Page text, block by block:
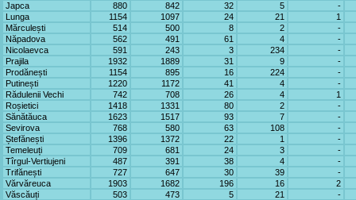
Japca
880 842 32 5
-
Lunga
1154 1097 24 21
1
Mărculești
514 500 8 2
-
Năpadova
562 491 61 4
-
Nicolaevca
591 243 3 234
-
Prajila
1932 1889 31 9
-
Prodănești
1154 895 16 224
-
Putinești
1220 1172 41 4
-
Rădulenii Vechi
742 708 26 4
1
Roșietici
1418 1331 80 2
-
Sănătăuca
1623 1517 93 7
-
Sevirova
768 580 63 108
-
Ștefănești
1396 1372 22 1
-
Temeleuți
709 681 24 3
-
Tîrgul-Vertiujeni
487 391 38 4
-
Trifănești
727 647 30 39
-
Vărvăreuca
1903 1682 196 16
2
Văscăuți
503 473 5 21
-